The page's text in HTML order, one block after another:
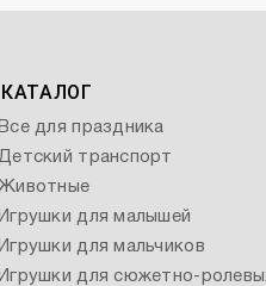
КАТАЛОГ
Все для праздника
Детский транспорт
Животные
Игрушки для малышей
Игрушки для мальчиков
Игрушки для сюжетно-